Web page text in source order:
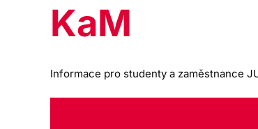
KaM
Informace pro studenty a zaměstnance